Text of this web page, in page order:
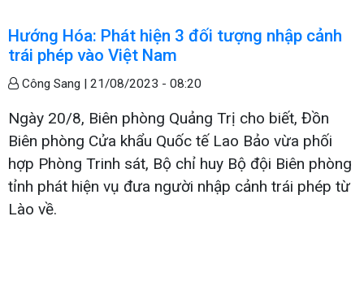
Hướng Hóa: Phát hiện 3 đối tượng nhập cảnh
trái phép vào Việt Nam
Công Sang | 21/08/2023 - 08:20
Ngày 20/8, Biên phòng Quảng Trị cho biết, Đồn
Biên phòng Cửa khẩu Quốc tế Lao Bảo vừa phối
hợp Phòng Trinh sát, Bộ chỉ huy Bộ đội Biên phòng
tỉnh phát hiện vụ đưa người nhập cảnh trái phép từ
Lào về.